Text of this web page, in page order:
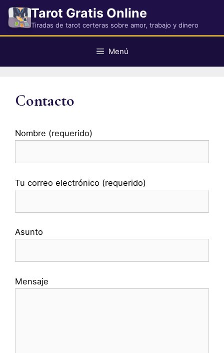
Saltar
contenido
Tarot Gratis Online
Tiradas de tarot certeras sobre amor, trabajo y dinero
Menú
Contacto
Nombre (requerido)
Tu correo electrónico (requerido)
Asunto
Mensaje